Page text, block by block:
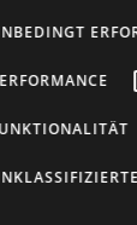
für einen
Entspannung
am
für